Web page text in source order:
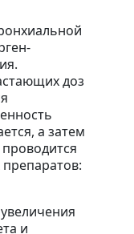
доз
а затем
и